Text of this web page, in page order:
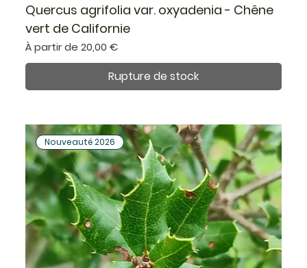
Quercus agrifolia var. oxyadenia - Chêne
vert de Californie
À partir de20,00 €
Prix promotionnel
Rupture de stock
Nouveauté 2026